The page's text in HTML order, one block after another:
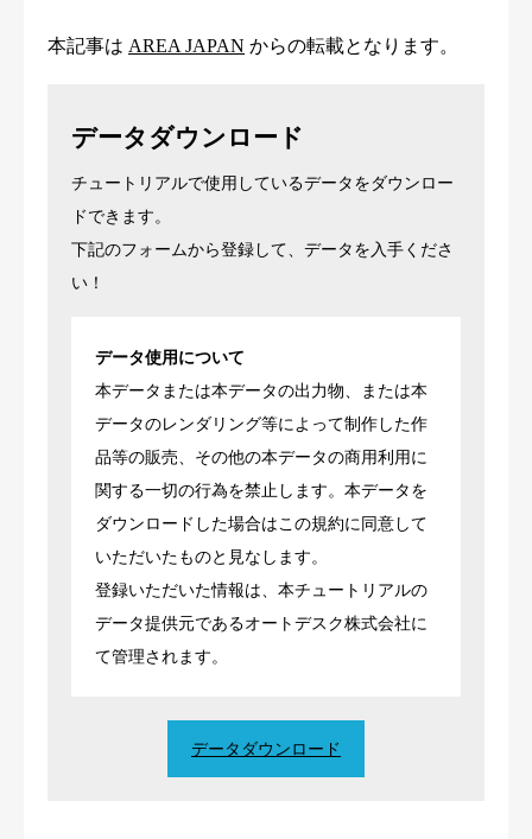
本記事は AREA JAPAN からの転載となります。
データダウンロード
チュートリアルで使用しているデータをダウンロー
ドできます。
下記のフォームから登録して、データを入手くださ
い！
データ使用について
本データまたは本データの出力物、または本
データのレンダリング等によって制作した作
品等の販売、その他の本データの商用利用に
関する一切の行為を禁止します。本データを
ダウンロードした場合はこの規約に同意して
いただいたものと見なします。
登録いただいた情報は、本チュートリアルの
データ提供元であるオートデスク株式会社に
て管理されます。
データダウンロード